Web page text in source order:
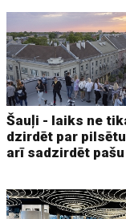
Šauļi - laiks ne
dzirdēt par
arī sadzirdēt